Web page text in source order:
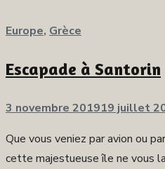
Europe, Grèce
Escapade à Santorin
Publié
3 novembre 201919 juillet
Que vous veniez par avion ou
cette majestueuse île ne vous